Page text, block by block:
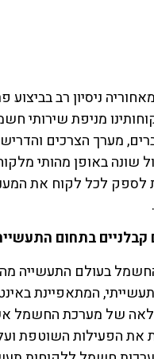
ניסיון רב בביצוע
מניפת שירותי
מערך הצרכים
שונה באופן מהותי
לספק לכל לקוח את
קבלניים בתחום
בעולם התעשייה
המתאפיינת
של מערכת החשמל
הפעילות השוטפת